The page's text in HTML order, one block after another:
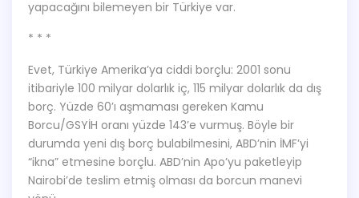
yapacağını bilemeyen bir Türkiye var.
* * *
Evet, Türkiye Amerika’ya ciddi borçlu: 2001 sonu
itibariyle 100 milyar dolarlık iç, 115 milyar dolarlık da dış
borç. Yüzde 60’ı aşmaması gereken Kamu
Borcu/GSYİH oranı yüzde 143’e vurmuş. Böyle bir
durumda yeni dış borç bulabilmesini, ABD’nin İMF’yi
“ikna” etmesine borçlu. ABD’nin Apo’yu paketleyip
Nairobi’de teslim etmiş olması da borcun manevi